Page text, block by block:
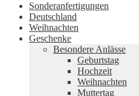
Sonderanfertigungen
Deutschland
Weihnachten
Geschenke
Besondere Anlässe
Geburtstag
Hochzeit
Weihnachten
Muttertag